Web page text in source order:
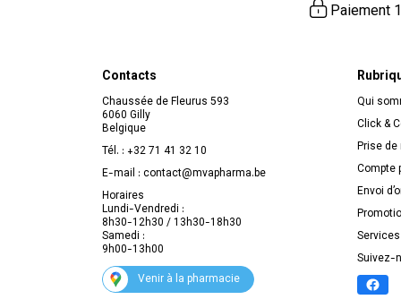
Paiement
Contacts
Chaussée de Fleurus 593
6060 Gilly
Belgique
Tél. : +32 71 41 32 10
E-mail : contact@mvapharma.be
Horaires
Lundi-Vendredi :
8h30-12h30 / 13h30-18h30
Samedi :
9h00-13h00
Venir à la pharmacie
Qui
Click &
Prise
Compte
Envoi
Services
Suivez-